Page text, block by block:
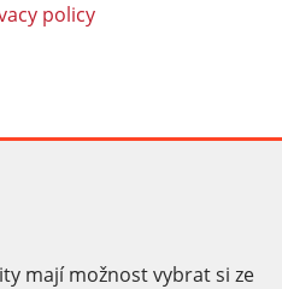
policy
mají možnost vybrat si ze